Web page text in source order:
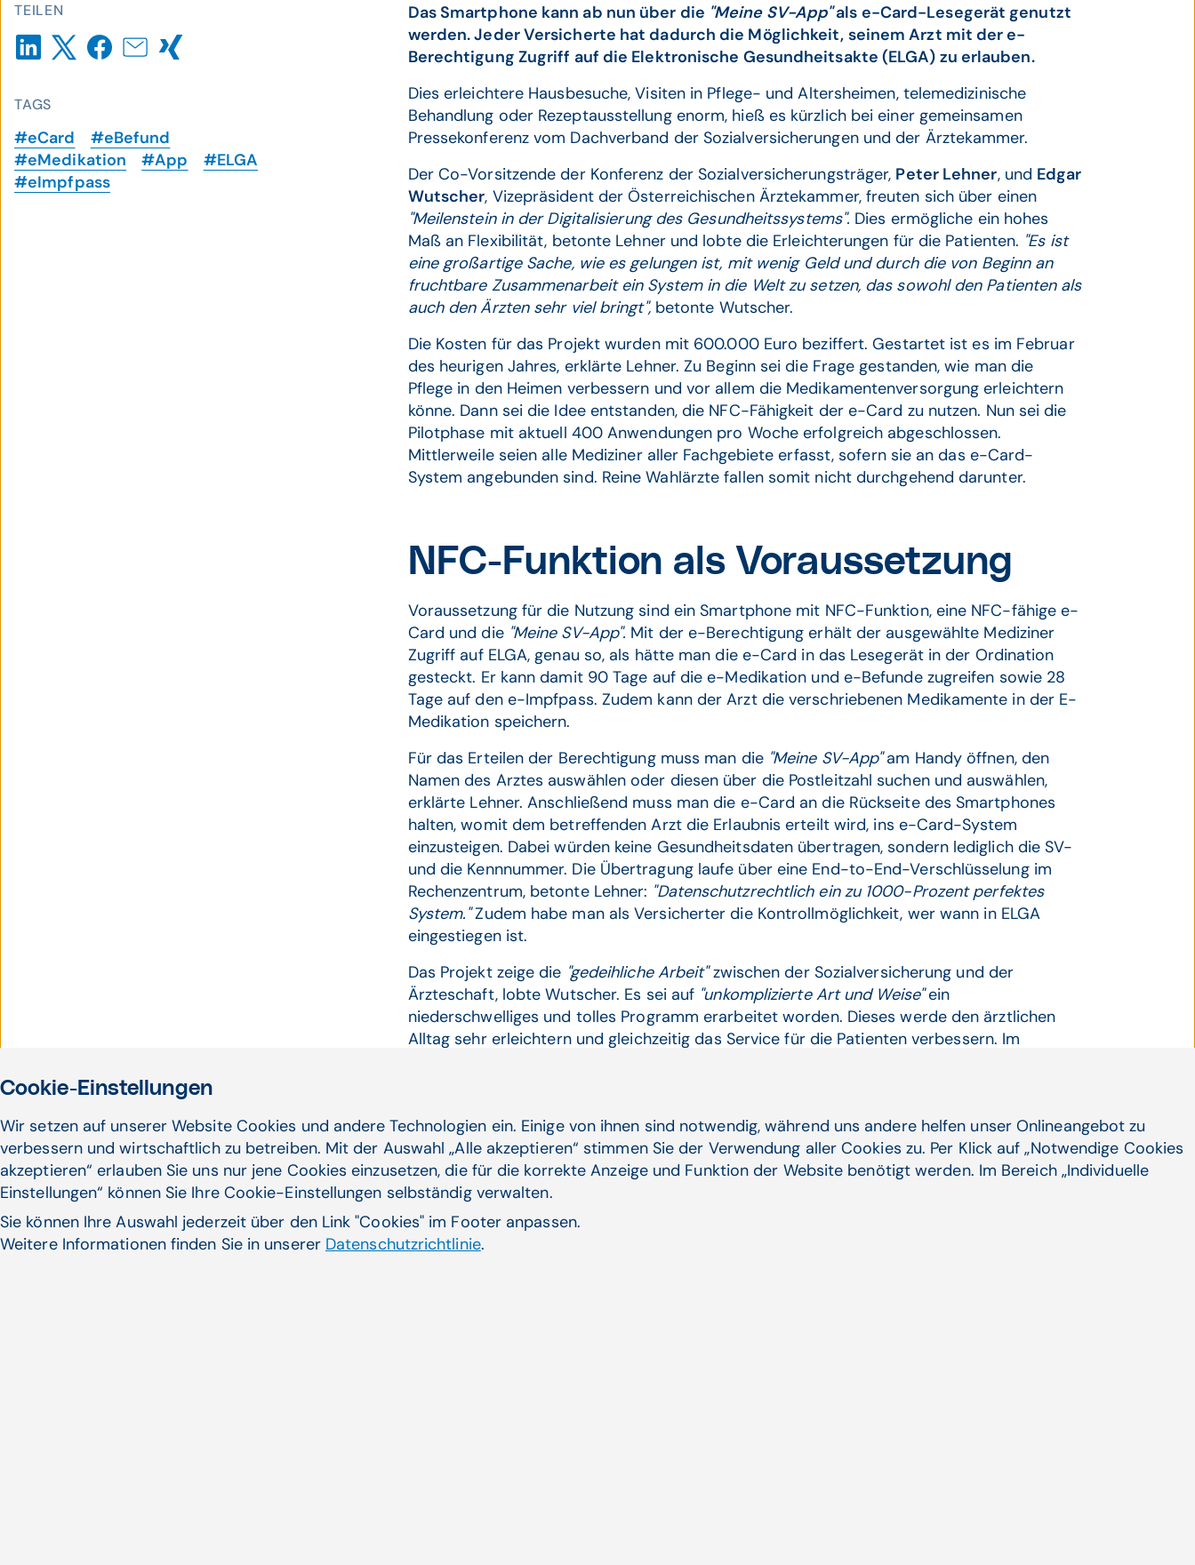
TEILEN
TAGS
#eCard
#eBefund
#eMedikation
#App
#ELGA
#eImpfpass
Das Smartphone kann ab nun über die "Meine SV-App"als e-Card-Lesegerät genutzt
werden. Jeder Versicherte hat dadurch die Möglichkeit, seinem Arzt mit der e-
Berechtigung Zugriff auf die Elektronische Gesundheitsakte (ELGA) zu erlauben.
Dies erleichtere Hausbesuche, Visiten in Pflege- und Altersheimen, telemedizinische
Behandlung oder Rezeptausstellung enorm, hieß es kürzlich bei einer gemeinsamen
Pressekonferenz vom Dachverband der Sozialversicherungen und der Ärztekammer.
Der Co-Vorsitzende der Konferenz der Sozialversicherungsträger, Peter Lehner, und Edgar
Wutscher, Vizepräsident der Österreichischen Ärztekammer, freuten sich über einen
"Meilenstein in der Digitalisierung des Gesundheitssystems". Dies ermögliche ein hohes
Maß an Flexibilität, betonte Lehner und lobte die Erleichterungen für die Patienten. "Es ist
eine großartige Sache, wie es gelungen ist, mit wenig Geld und durch die von Beginn an
fruchtbare Zusammenarbeit ein System in die Welt zu setzen, das sowohl den Patienten als
auch den Ärzten sehr viel bringt",betonte Wutscher.
Die Kosten für das Projekt wurden mit 600.000 Euro beziffert. Gestartet ist es im Februar
des heurigen Jahres, erklärte Lehner. Zu Beginn sei die Frage gestanden, wie man die
Pflege in den Heimen verbessern und vor allem die Medikamentenversorgung erleichtern
könne. Dann sei die Idee entstanden, die NFC-Fähigkeit der e-Card zu nutzen. Nun sei die
Pilotphase mit aktuell 400 Anwendungen pro Woche erfolgreich abgeschlossen.
Mittlerweile seien alle Mediziner aller Fachgebiete erfasst, sofern sie an das e-Card-
System angebunden sind. Reine Wahlärzte fallen somit nicht durchgehend darunter.
NFC-Funktion als Voraussetzung
Voraussetzung für die Nutzung sind ein Smartphone mit NFC-Funktion, eine NFC-fähige e-
Card und die "Meine SV-App". Mit der e-Berechtigung erhält der ausgewählte Mediziner
Zugriff auf ELGA, genau so, als hätte man die e-Card in das Lesegerät in der Ordination
gesteckt. Er kann damit 90 Tage auf die e-Medikation und e-Befunde zugreifen sowie 28
Tage auf den e-Impfpass. Zudem kann der Arzt die verschriebenen Medikamente in der E-
Medikation speichern.
Für das Erteilen der Berechtigung muss man die "Meine SV-App"am Handy öffnen, den
Namen des Arztes auswählen oder diesen über die Postleitzahl suchen und auswählen,
erklärte Lehner. Anschließend muss man die e-Card an die Rückseite des Smartphones
halten, womit dem betreffenden Arzt die Erlaubnis erteilt wird, ins e-Card-System
einzusteigen. Dabei würden keine Gesundheitsdaten übertragen, sondern lediglich die SV-
und die Kennnummer. Die Übertragung laufe über eine End-to-End-Verschlüsselung im
Rechenzentrum, betonte Lehner: "Datenschutzrechtlich ein zu 1000-Prozent perfektes
System."Zudem habe man als Versicherter die Kontrollmöglichkeit, wer wann in ELGA
eingestiegen ist.
Das Projekt zeige die "gedeihliche Arbeit"zwischen der Sozialversicherung und der
Ärzteschaft, lobte Wutscher. Es sei auf "unkomplizierte Art und Weise"ein
niederschwelliges und tolles Programm erarbeitet worden. Dieses werde den ärztlichen
Alltag sehr erleichtern und gleichzeitig das Service für die Patienten verbessern. Im
Verwandte Artikel
Cookie-Einstellungen
Wir setzen auf unserer Website Cookies und andere Technologien ein. Einige von ihnen sind notwendig, während uns andere helfen unser Onlineangebot zu
verbessern und wirtschaftlich zu betreiben. Mit der Auswahl „Alle akzeptieren“ stimmen Sie der Verwendung aller Cookies zu. Per Klick auf „Notwendige Cookies
akzeptieren“ erlauben Sie uns nur jene Cookies einzusetzen, die für die korrekte Anzeige und Funktion der Website benötigt werden. Im Bereich „Individuelle
Einstellungen“ können Sie Ihre Cookie-Einstellungen selbständig verwalten.
Sie können Ihre Auswahl jederzeit über den Link "Cookies" im Footer anpassen.
Weitere Informationen finden Sie in unserer Datenschutzrichtlinie.